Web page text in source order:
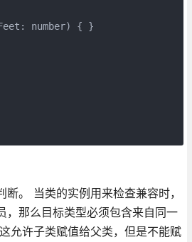
number) { }
。 当类的实例用来检查兼容时，
，那么目标类型必须包含来自同一
允许子类赋值给父类，但是不能赋